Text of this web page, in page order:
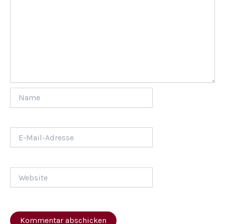
Mail-